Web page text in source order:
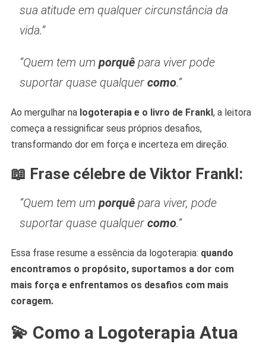
sua atitude em qualquer circunstância da
vida.”
“Quem tem um porquêpara viver pode
suportar quase qualquer como.”
Ao mergulhar na logoterapia e o livro de Frankl , a leitora
começa a ressignificar seus próprios desafios,
transformando dor em força e incerteza em direção.
📖 Frase célebre de Viktor Frankl:
“Quem tem um porquêpara viver, pode
suportar quase qualquer como.”
Essa frase resume a essência da logoterapia: quando
encontramos o propósito, suportamos a dor com
mais força e enfrentamos os desafios com mais
coragem.
💫 Como a Logoterapia Atua